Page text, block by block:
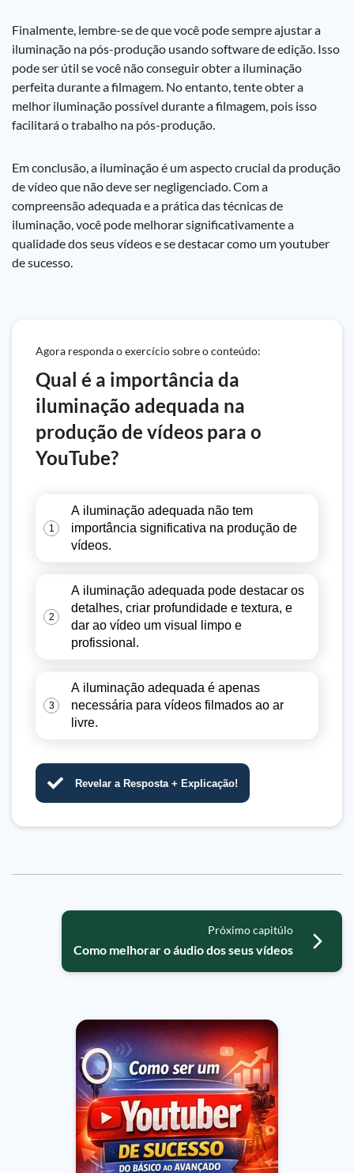
Finalmente, lembre-se de que você pode sempre ajustar a
iluminação na pós-produção usando software de edição. Isso
pode ser útil se você não conseguir obter a iluminação
perfeita durante a filmagem. No entanto, tente obter a
melhor iluminação possível durante a filmagem, pois isso
facilitará o trabalho na pós-produção.
Em conclusão, a iluminação é um aspecto crucial da produção
de vídeo que não deve ser negligenciado. Com a
compreensão adequada e a prática das técnicas de
iluminação, você pode melhorar significativamente a
qualidade dos seus vídeos e se destacar como um youtuber
de sucesso.
Agora responda o exercício sobre o conteúdo:
Qual é a importância da
iluminação adequada na
produção de vídeos para o
YouTube?
1
A iluminação adequada não tem
importância significativa na produção de
vídeos.
2
A iluminação adequada pode destacar os
detalhes, criar profundidade e textura, e
dar ao vídeo um visual limpo e
profissional.
3
A iluminação adequada é apenas
necessária para vídeos filmados ao ar
livre.
Revelar a Resposta + Explicação!
Próximo capitúlo
Como melhorar o áudio dos seus vídeos